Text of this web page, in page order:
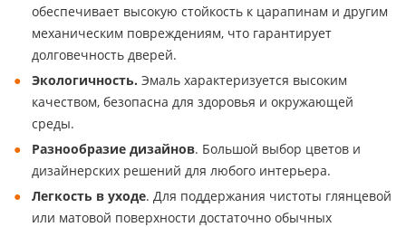
обеспечивает высокую стойкость к царапинам и другим
механическим повреждениям, что гарантирует
долговечность дверей.
Экологичность. Эмаль характеризуется высоким
качеством, безопасна для здоровья и окружающей
среды.
Разнообразие дизайнов. Большой выбор цветов и
дизайнерских решений для любого интерьера.
Легкость в уходе. Для поддержания чистоты глянцевой
или матовой поверхности достаточно обычных